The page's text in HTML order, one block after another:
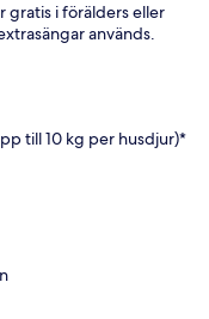
gratis i förälders eller
används.
till 10 kg per husdjur)*